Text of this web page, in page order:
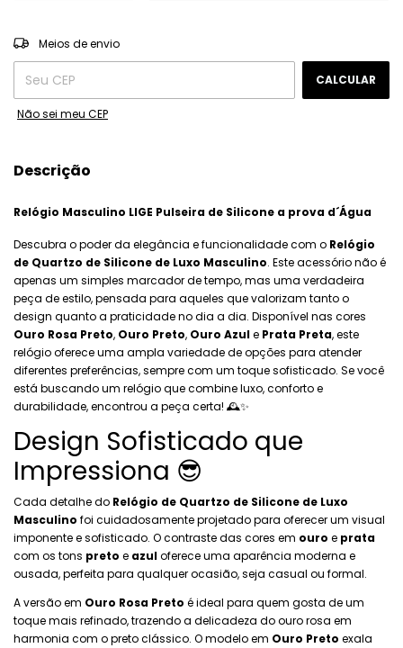
Entregas para o CEP:
Meios de envio
CALCULAR
Não sei meu CEP
Descrição
Relógio Masculino LIGE Pulseira de Silicone a prova d´Água
Descubra o poder da elegância e funcionalidade com o Relógio
de Quartzo de Silicone de Luxo Masculino. Este acessório não é
apenas um simples marcador de tempo, mas uma verdadeira
peça de estilo, pensada para aqueles que valorizam tanto o
design quanto a praticidade no dia a dia. Disponível nas cores
Ouro Rosa Preto, Ouro Preto, Ouro Azule Prata Preta, este
relógio oferece uma ampla variedade de opções para atender
diferentes preferências, sempre com um toque sofisticado. Se você
está buscando um relógio que combine luxo, conforto e
durabilidade, encontrou a peça certa! 🕰️✨
Design Sofisticado que
Impressiona 😎
Cada detalhe do Relógio de Quartzo de Silicone de Luxo
Masculino foi cuidadosamente projetado para oferecer um visual
imponente e sofisticado. O contraste das cores em ouro e prata
com os tons preto e azuloferece uma aparência moderna e
ousada, perfeita para qualquer ocasião, seja casual ou formal.
A versão em Ouro Rosa Preto é ideal para quem gosta de um
toque mais refinado, trazendo a delicadeza do ouro rosa em
harmonia com o preto clássico. O modelo em Ouro Preto exala